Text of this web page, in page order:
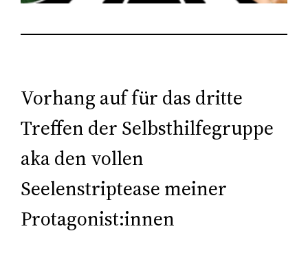
Vorhang auf für das dritte
Treffen der Selbsthilfegruppe
aka den vollen
Seelenstriptease meiner
Protagonist:innen